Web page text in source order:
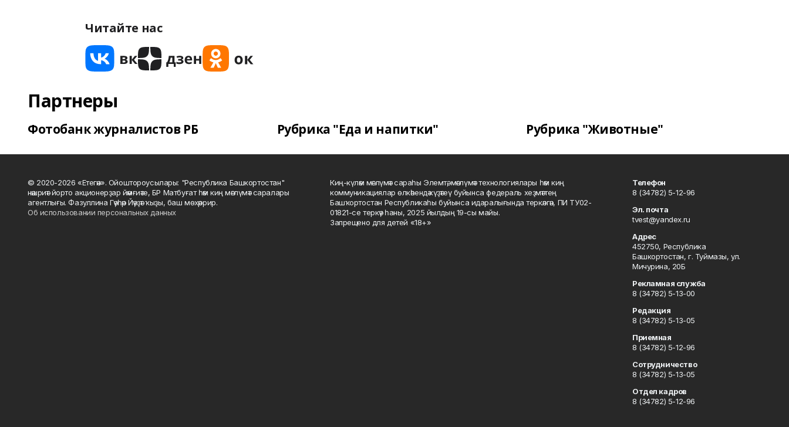
Читайте нас
Партнеры
Фотобанк журналистов РБ Рубрика "Еда и напитки" Рубрика "Животные"
© 2020-2026 «Етегән». Ойоштороусылары: "Республика Башкортостан"
нәшриәт йорто акционерҙар йәмғиәте, БР Матбуғат һәм киң мәғлүмәт саралары
агентлығы. Фазуллина Гәүһәр Йәүҙәт ҡыҙы, баш мөхәррир.
Об использовании персональных данных
Киң-күләм мәғлүмәт сараһы Элемтә, мәғлүмәт технологиялары һәм киң
коммуникациялар өлкәһендә күҙәтеү буйынса федераль хеҙмәттең
Башҡортостан Республикаһы буйынса идаралығында теркәлгән, ПИ ТУ02-
01821-се теркәү һаны, 2025 йылдың 19-сы майы.
Запрещено для детей «18+»
Телефон
8 (34782) 5-12-96
Эл. почта
tvest@yandex.ru
Адрес
452750, Республика
Башкортостан, г. Туймазы, ул.
Мичурина, 20Б
Рекламная служба
8 (34782) 5-13-00
Редакция
8 (34782) 5-13-05
Приемная
8 (34782) 5-12-96
Сотрудничество
8 (34782) 5-13-05
Отдел кадров
8 (34782) 5-12-96